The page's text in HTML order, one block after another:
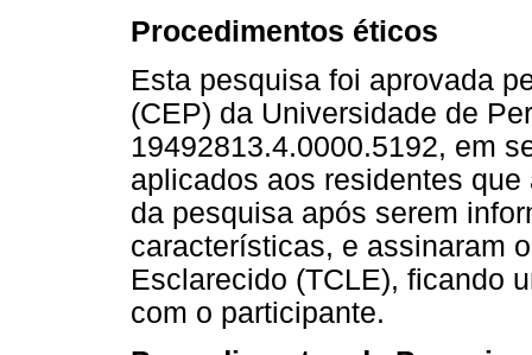
Procedimentos éticos
Esta pesquisa foi aprovada
(CEP) da Universidade de
19492813.4.0000.5192, em
aplicados aos residentes
da pesquisa após serem
características, e assinaram
Esclarecido (TCLE), ficando
com o participante.